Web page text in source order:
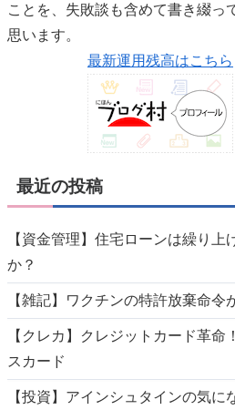
ことを、失敗談も含めて書き綴っ
思います。
最新運用残高はこちら
最近の投稿
【資金管理】住宅ローンは繰り上
か？
【雑記】ワクチンの特許放棄命令
【クレカ】クレジットカード革命
スカード
【投資】アインシュタインの気に